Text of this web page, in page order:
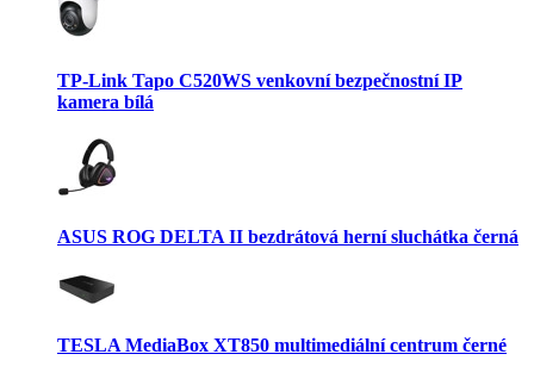
TP-Link Tapo C520WS venkovní bezpečnostní IP
kamera bílá
ASUS ROG DELTA II bezdrátová herní sluchátka černá
TESLA MediaBox XT850 multimediální centrum černé